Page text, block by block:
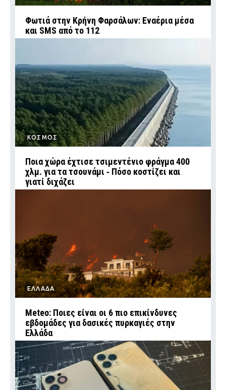
Φωτιά στην Κρήνη Φαρσάλων: Εναέρια μέσα
και SMS από το 112
ΚΟΣΜΟΣ
Ποια χώρα έχτισε τσιμεντένιο φράγμα 400
χλμ. για τα τσουνάμι ‑ Πόσο κοστίζει και
γιατί διχάζει
ΕΛΛΑΔΑ
Meteo: Ποιες είναι οι 6 πιο επικίνδυνες
εβδομάδες για δασικές πυρκαγιές στην
Ελλάδα